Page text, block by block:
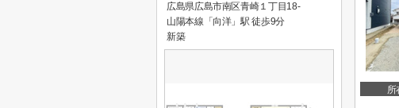
所
広島県広島市南区青崎１丁目18-
山陽本線「向洋」駅 徒歩9分
新築